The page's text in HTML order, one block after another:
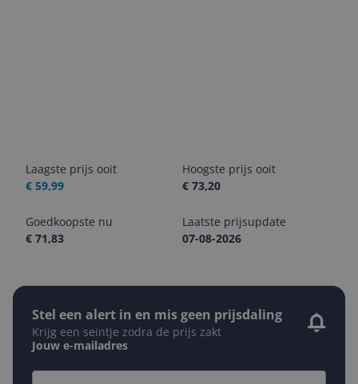
Laagste prijs ooit
€ 59,99
Hoogste prijs ooit
€ 73,20
Goedkoopste nu
€ 71,83
Laatste prijsupdate
07-08-2026
Stel een alert in en mis geen prijsdaling
Krijg een seintje zodra de prijs zakt
Jouw e-mailadres